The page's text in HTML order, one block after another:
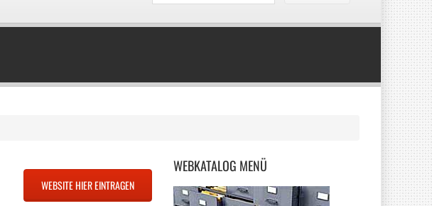
WEBKATALOG MENÜ